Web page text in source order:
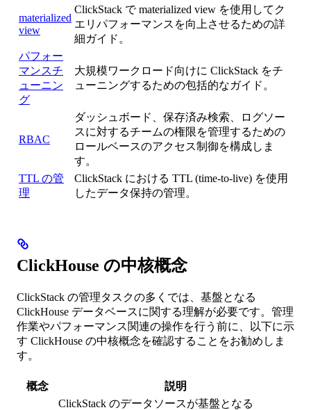
materialized
view
ClickStack で materialized view を使用してク
エリパフォーマンスを向上させるための詳
細ガイド。
パフォー
マンスチ
ューニン
グ
大規模ワークロード向けに ClickStack をチ
ューニングするための包括的なガイド。
RBAC
ダッシュボード、保存済み検索、ログソー
スに対するチームの権限を管理するための
ロールベースのアクセス制御を構成しま
す。
TTL の管
理
ClickStack における TTL (time-to-live) を使用
したデータ保持の管理。
ClickHouse の中核概念
ClickStack の管理タスクの多くでは、基盤となる
ClickHouse データベースに関する理解が必要です。管理
作業やパフォーマンス関連の操作を行う前に、以下に示
す ClickHouse の中核概念を確認することをお勧めしま
す。
概念 説明
ClickStack のデータソースが基盤となる